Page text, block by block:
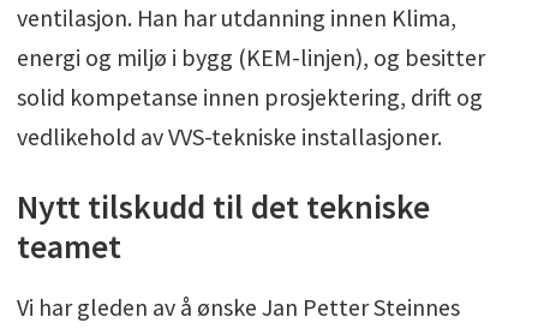
ventilasjon. Han har utdanning innen Klima,
energi og miljø i bygg (KEM-linjen), og besitter
solid kompetanse innen prosjektering, drift og
vedlikehold av VVS-tekniske installasjoner.
Nytt tilskudd til det tekniske
teamet
Vi har gleden av å ønske Jan Petter Steinnes